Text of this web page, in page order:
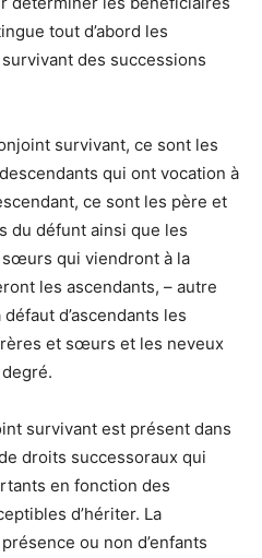
tout d’abord les
des successions
survivant, ce sont les
qui ont vocation à
ce sont les père et
du défunt ainsi que les
qui viendront à la
les ascendants, – autre
d’ascendants les
et sœurs et les neveux
survivant est présent dans
droits successoraux qui
en fonction des
d’hériter. La
ou non d’enfants